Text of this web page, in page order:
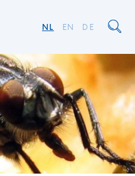
DE
EN
NL